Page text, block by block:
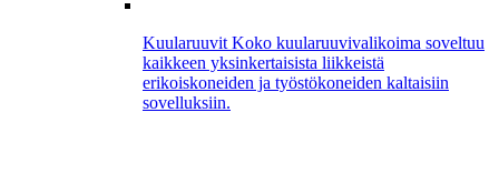
Kuularuuvit Koko kuularuuvivalikoima soveltuu
kaikkeen yksinkertaisista liikkeistä
erikoiskoneiden ja työstökoneiden kaltaisiin
sovelluksiin.